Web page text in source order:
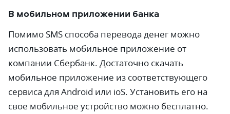
В мобильном приложении банка
Помимо SMS способа перевода денег можно
использовать мобильное приложение от
компании Сбербанк. Достаточно скачать
мобильное приложение из соответствующего
сервиса для Android или ioS. Установить его на
свое мобильное устройство можно бесплатно.